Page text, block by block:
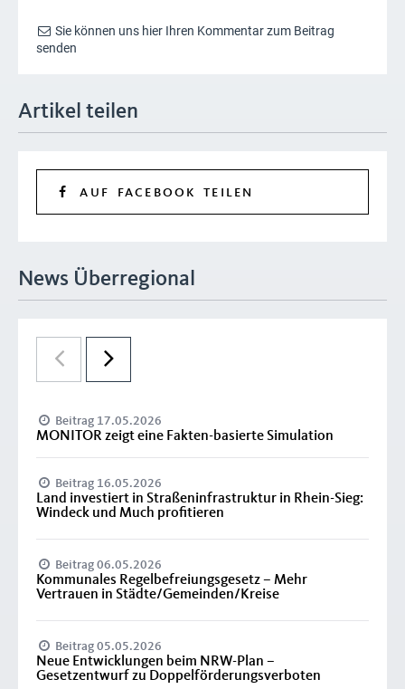
Sie können uns hier Ihren Kommentar zum Beitrag
senden
Artikel teilen
AUF FACEBOOK TEILEN
News Überregional
Beitrag 17.05.2026
MONITOR zeigt eine Fakten-basierte Simulation
Beitrag 16.05.2026
Land investiert in Straßeninfrastruktur in Rhein-Sieg:
Windeck und Much profitieren
Beitrag 06.05.2026
Kommunales Regelbefreiungsgesetz – Mehr
Vertrauen in Städte/Gemeinden/Kreise
Beitrag 05.05.2026
Neue Entwicklungen beim NRW-Plan –
Gesetzentwurf zu Doppelförderungsverboten